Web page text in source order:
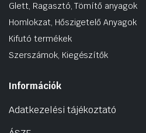
Glett, Ragasztó, Tömítő anyagok
Homlokzat, Hőszigetelő Anyagok
Kifutó termékek
Szerszámok, Kiegészítők
Információk
Adatkezelési tájékoztató